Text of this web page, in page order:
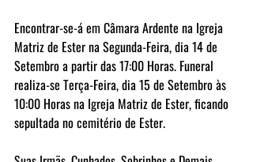
Encontrar-se-á em Câmara Ardente na Igreja
Matriz de Ester na Segunda-Feira, dia 14 de
Setembro a partir das 17:00 Horas. Funeral
realiza-se Terça-Feira, dia 15 de Setembro às
10:00 Horas na Igreja Matriz de Ester, ficando
sepultada no cemitério de Ester.